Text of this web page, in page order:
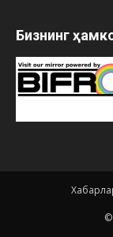
Бизнинг
©